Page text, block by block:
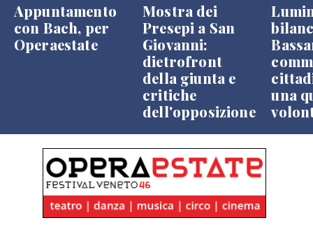
Appuntamento
con Bach, per
Operaestate
Mostra dei
Presepi a San
Giovanni:
dietrofront
della giunta e
critiche
dell'opposizione
una